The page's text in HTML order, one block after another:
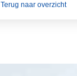
Terug naar overzicht